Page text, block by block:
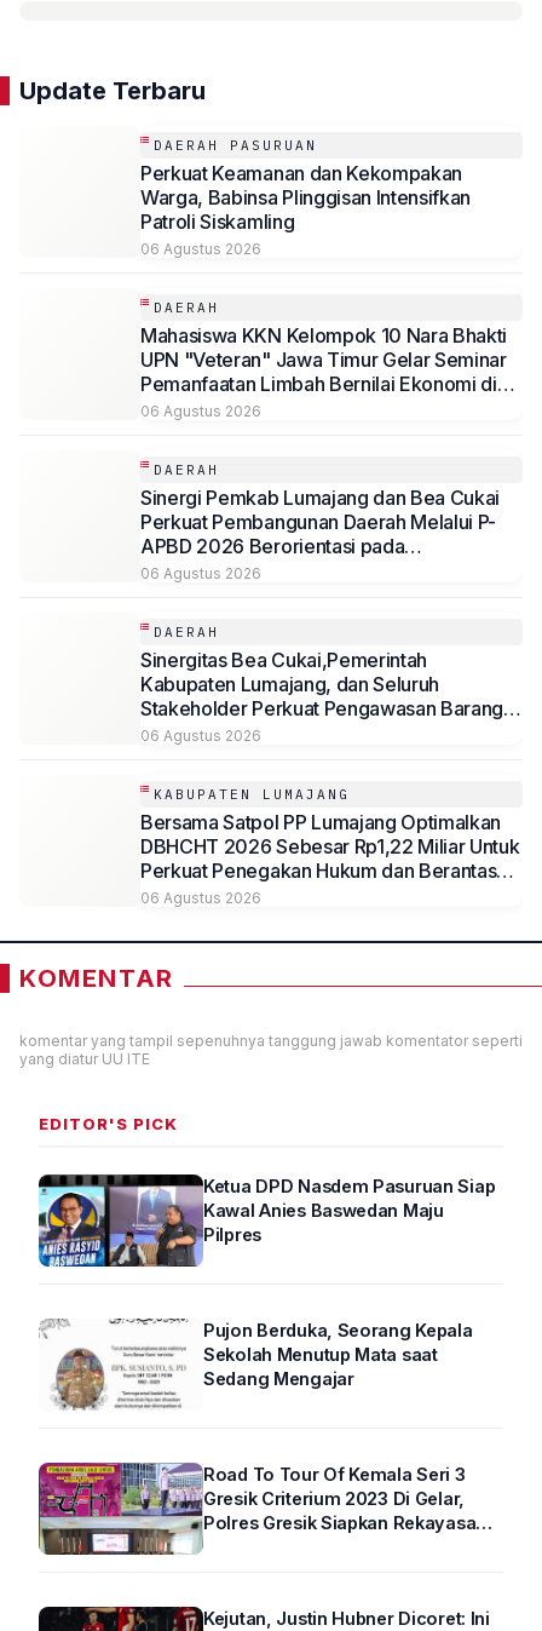
Update Terbaru
DAERAH PASURUAN
Perkuat Keamanan dan Kekompakan
Warga, Babinsa Plinggisan Intensifkan
Patroli Siskamling
06 Agustus 2026
DAERAH
Mahasiswa KKN Kelompok 10 Nara Bhakti
UPN "Veteran" Jawa Timur Gelar Seminar
Pemanfaatan Limbah Bernilai Ekonomi di
Desa Mojoduwur
06 Agustus 2026
DAERAH
Sinergi Pemkab Lumajang dan Bea Cukai
Perkuat Pembangunan Daerah Melalui P-
APBD 2026 Berorientasi pada
Kesejahteraan Masyarakat
06 Agustus 2026
DAERAH
Sinergitas Bea Cukai,Pemerintah
Kabupaten Lumajang, dan Seluruh
Stakeholder Perkuat Pengawasan Barang
Kena Cukai Ilegal Melalui Pemanfaatan
06 Agustus 2026
KABUPATEN LUMAJANG
Bersama Satpol PP Lumajang Optimalkan
DBHCHT 2026 Sebesar Rp1,22 Miliar Untuk
Perkuat Penegakan Hukum dan Berantas
Rokok Ilegal
06 Agustus 2026
KOMENTAR
komentar yang tampil sepenuhnya tanggung jawab komentator seperti
yang diatur UU ITE
EDITOR'S PICK
Ketua DPD Nasdem Pasuruan Siap
Kawal Anies Baswedan Maju
Pilpres
Pujon Berduka, Seorang Kepala
Sekolah Menutup Mata saat
Sedang Mengajar
Road To Tour Of Kemala Seri 3
Gresik Criterium 2023 Di Gelar,
Polres Gresik Siapkan Rekayasa
Kejutan, Justin Hubner Dicoret: Ini